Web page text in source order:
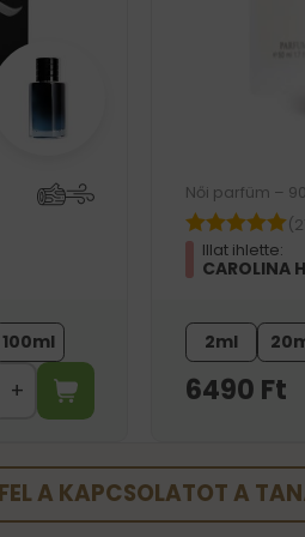
100ml
Női parfüm –
Illat ihlette:
CAROLINA
2ml
6490 Ft
A KAPCSOLATOT A